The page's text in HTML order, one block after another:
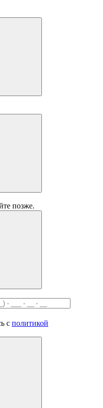
позже.
с политикой